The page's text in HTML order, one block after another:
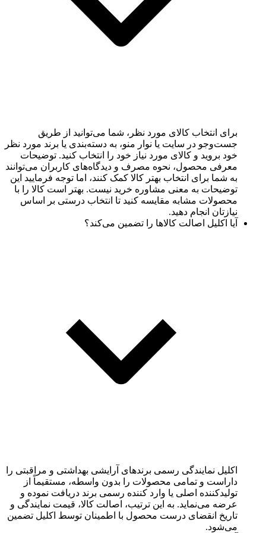
برای انتخاب کالای مورد نظر، شما می‌توانید از طریق
جست‌وجو در سایت یا نوار منو، به دسته‌بندی یا برند مورد نظر
خود بروید و کالای مورد نیاز خود را انتخاب کنید. توضیحات
معرفی محصول، نحوه مصرف و دیدگاه‌های کاربران می‌توانند
به شما برای انتخاب بهتر کالا کمک کنند، اما توجه فرمایید این
توضیحات به معنی مشاوره خرید نیست. بهتر است کالا را با
محصولات مشابه مقایسه کنید تا انتخاب درستی بر اساس
نیازتان انجام دهید.
آیا اکلیل اصالت کالاها را تضمین می‌کند؟
اکلیل نمایندگی رسمی برندهای آرایشی بهداشتی و مراقبتی را
داراست و تمامی محصولات را بدون واسطه، مستقیماً از
تولیدکننده اصلی یا وارد کننده رسمی برند دریافت نموده و
عرضه می‌نماید. به این ترتیب، اصالت کالا، قیمت نمایندگی و
تاریخ انقضای درست محصول با اطمینان توسط اکلیل تضمین
می‌شود.